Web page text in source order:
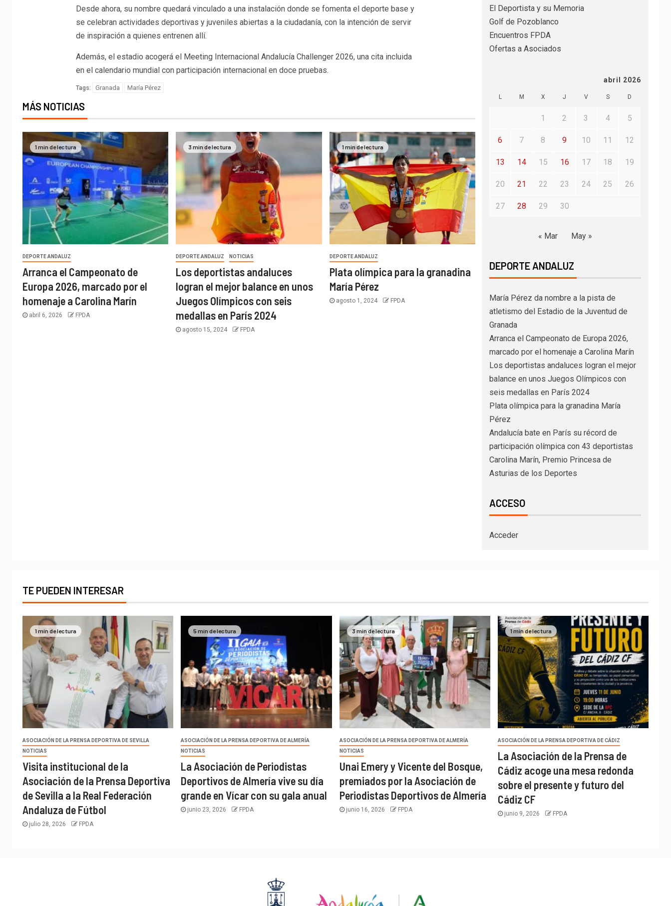
Desde ahora, su nombre quedará vinculado a una instalación donde se fomenta el deporte base y
se celebran actividades deportivas y juveniles abiertas a la ciudadanía, con la intención de servir
de inspiración a quienes entrenen allí.
Además, el estadio acogerá el Meeting Internacional Andalucía Challenger 2026, una cita incluida
en el calendario mundial con participación internacional en doce pruebas.
Tags: Granada María Pérez
MÁS NOTICIAS
1 min de lectura
DEPORTE ANDALUZ
Arranca el Campeonato de
Europa 2026, marcado por el
homenaje a Carolina Marín
abril 6, 2026 FPDA
3 min de lectura
DEPORTE ANDALUZ NOTICIAS
Los deportistas andaluces
logran el mejor balance en unos
Juegos Olímpicos con seis
medallas en París 2024
agosto 15, 2024 FPDA
1 min de lectura
DEPORTE ANDALUZ
Plata olímpica para la granadina
María Pérez
agosto 1, 2024 FPDA
El Deportista y su Memoria
Golf de Pozoblanco
Encuentros FPDA
Ofertas a Asociados
abril 2026
L M X J V S D
1 2 3 4 5
6 7 8 9 10 11 12
13 14 15 16 17 18 19
20 21 22 23 24 25 26
27 28 29 30
« Mar May »
DEPORTE ANDALUZ
María Pérez da nombre a la pista de
atletismo del Estadio de la Juventud de
Granada
Arranca el Campeonato de Europa 2026,
marcado por el homenaje a Carolina Marín
Los deportistas andaluces logran el mejor
balance en unos Juegos Olímpicos con
seis medallas en París 2024
Plata olímpica para la granadina María
Pérez
Andalucía bate en París su récord de
participación olímpica con 43 deportistas
Carolina Marín, Premio Princesa de
Asturias de los Deportes
ACCESO
Acceder
TE PUEDEN INTERESAR
1 min de lectura
ASOCIACIÓN DE LA PRENSA DEPORTIVA DE SEVILLA
NOTICIAS
Visita institucional de la
Asociación de la Prensa Deportiva
de Sevilla a la Real Federación
Andaluza de Fútbol
julio 28, 2026 FPDA
5 min de lectura
ASOCIACIÓN DE LA PRENSA DEPORTIVA DE ALMERÍA
NOTICIAS
La Asociación de Periodistas
Deportivos de Almería vive su día
grande en Vícar con su gala anual
junio 23, 2026 FPDA
3 min de lectura
ASOCIACIÓN DE LA PRENSA DEPORTIVA DE ALMERÍA
NOTICIAS
Unai Emery y Vicente del Bosque,
premiados por la Asociación de
Periodistas Deportivos de Almería
junio 16, 2026 FPDA
1 min de lectura
ASOCIACIÓN DE LA PRENSA DEPORTIVA DE CÁDIZ
La Asociación de la Prensa de
Cádiz acoge una mesa redonda
sobre el presente y futuro del
Cádiz CF
junio 9, 2026 FPDA